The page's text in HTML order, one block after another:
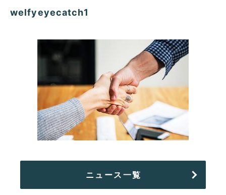
welfyeyecatch1
ニュース一覧